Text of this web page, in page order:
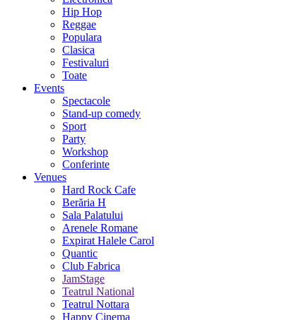
Hip Hop
Reggae
Populara
Clasica
Festivaluri
Toate
Events
Spectacole
Stand-up comedy
Sport
Party
Workshop
Conferinte
Venues
Hard Rock Cafe
Berăria H
Sala Palatului
Arenele Romane
Expirat Halele Carol
Quantic
Club Fabrica
JamStage
Teatrul National
Teatrul Nottara
Happy Cinema